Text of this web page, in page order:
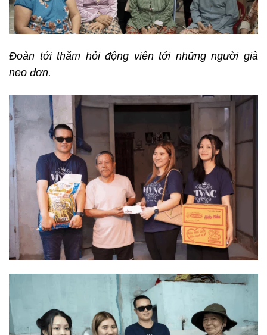
Đoàn tới thăm hỏi động viên tới những người già
neo đơn.